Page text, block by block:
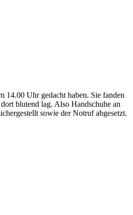
14.00 Uhr gedacht haben. Sie fanden
blutend lag. Also Handschuhe an
sowie der Notruf abgesetzt.